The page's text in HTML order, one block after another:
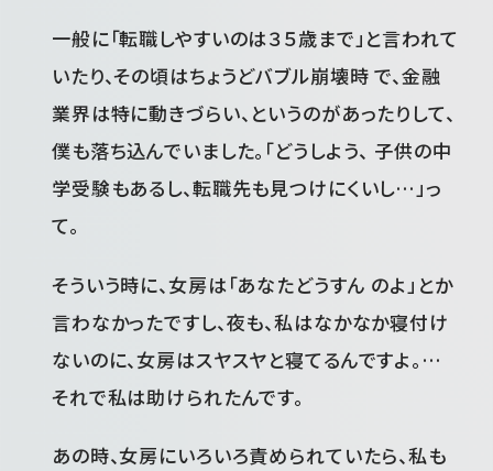
一般に「転職しやすいのは３５歳まで」と言われて
いたり、その頃はちょうどバブル崩壊時 で、金融
業界は特に動きづらい、というのがあったりして、
僕も落ち込んでいました。「どうしよう、 子供の中
学受験もあるし、転職先も見つけにくいし…」っ
て。
そういう時に、女房は「あなたどうすん のよ」とか
言わなかったですし、夜も、私はなかなか寝付け
ないのに、女房はスヤスヤと寝てるんですよ。…
それで私は助けられたんです。
あの時、女房にいろいろ責められていたら、私も